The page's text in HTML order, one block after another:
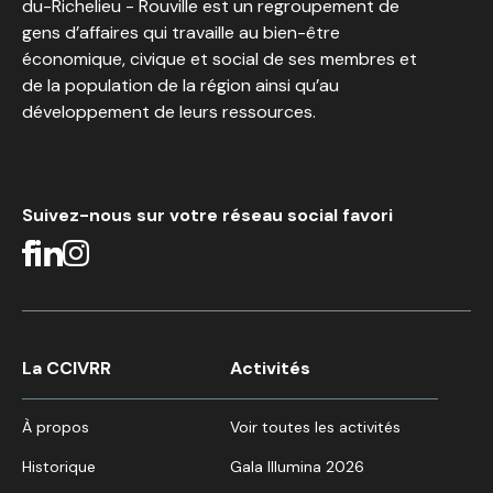
du-Richelieu - Rouville est un regroupement de
gens d’affaires qui travaille au bien-être
économique, civique et social de ses membres et
de la population de la région ainsi qu’au
développement de leurs ressources.
Suivez-nous sur votre réseau social favori
La CCIVRR
À propos
Historique
Activités
Voir toutes les activités
Gala Illumina 2026